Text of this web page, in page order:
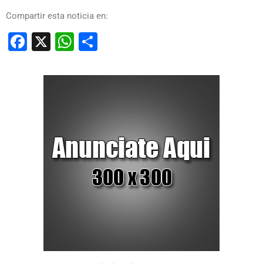
Compartir esta noticia en:
Facebook
X WhatsApp